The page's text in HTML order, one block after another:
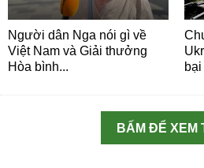
Người dân Nga nói gì về
Việt Nam và Giải thưởng
Hòa bình...
BẤM ĐỂ XEM